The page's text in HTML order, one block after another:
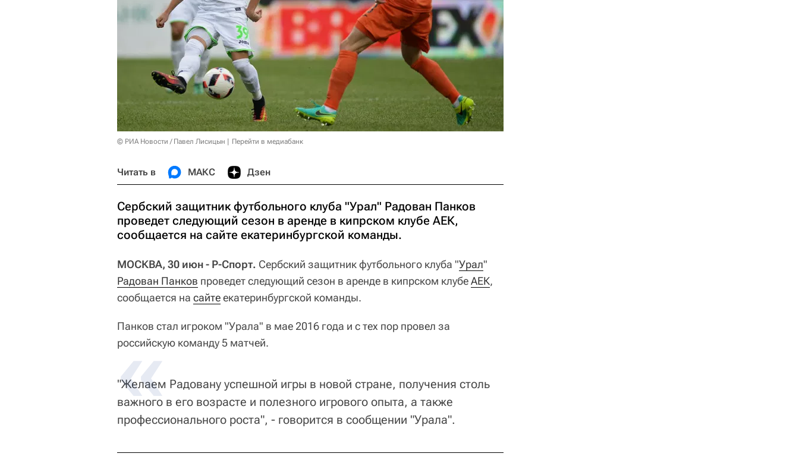
© РИА Новости / Павел Лисицын Перейти в медиабанк
Читать в МАКС Дзен
Сербский защитник футбольного клуба "Урал" Радован Панков
проведет следующий сезон в аренде в кипрском клубе АЕК,
сообщается на сайте екатеринбургской команды.
МОСКВА, 30 июн - Р-Спорт. Сербский защитник футбольного клуба "Урал"
Радован Панков проведет следующий сезон в аренде в кипрском клубеАЕК,
сообщается на сайтеекатеринбургской команды.
Панков стал игроком "Урала" в мае 2016 года и с тех пор провел за
российскую команду 5 матчей.
"Желаем Радовану успешной игры в новой стране, получения столь
важного в его возрасте и полезного игрового опыта, а также
профессионального роста", - говорится в сообщении "Урала".